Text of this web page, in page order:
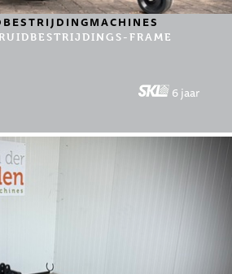
FRAME
6 jaar